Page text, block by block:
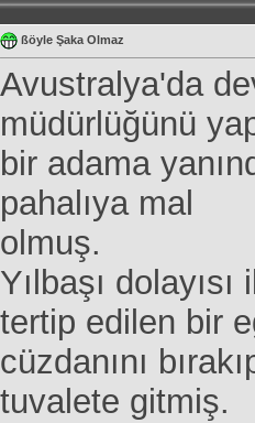
ßöyle Şaka Olmaz
Avustralya'da
müdürlüğünü
bir adama
pahalıya mal
olmuş.
Yılbaşı
tertip edilen bir
cüzdanını
tuvalete gitmiş.